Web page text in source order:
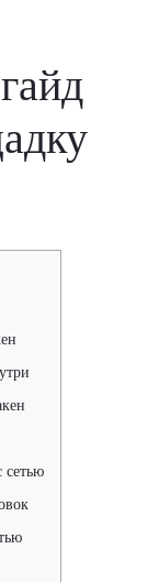
сетью